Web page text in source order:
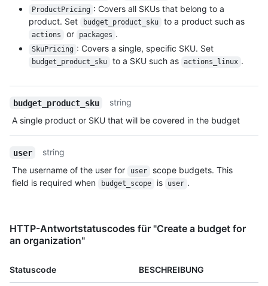
ProductPricing : Covers all SKUs that belong to a
product. Set
budget_product_sku to a product such as
actions or packages .
SkuPricing : Covers a single, specific SKU. Set
budget_product_sku to a SKU such as actions_linux .
budget_product_sku
string
A single product or SKU that will be covered in the budget
user
string
The username of the user for
user
scope budgets. This
field is required when
budget_scope is user .
HTTP-Antwortstatuscodes für "Create a budget for
an organization"
Statuscode BESCHREIBUNG